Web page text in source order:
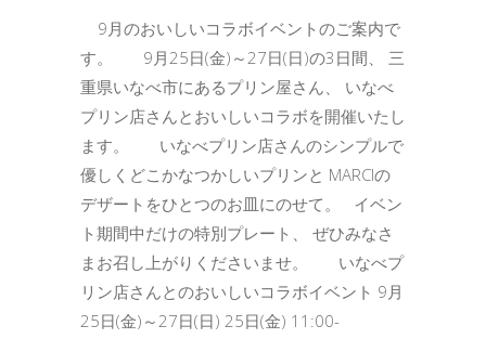
9月のおいしいコラボイベントのご案内で
す。 9月25日(金)～27日(日)の3日間、 三
重県いなべ市にあるプリン屋さん、 いなべ
プリン店さんとおいしいコラボを開催いたし
ます。 いなべプリン店さんのシンプルで
優しくどこかなつかしいプリンと MARCIの
デザートをひとつのお皿にのせて。 イベン
ト期間中だけの特別プレート、 ぜひみなさ
まお召し上がりくださいませ。 いなべプ
リン店さんとのおいしいコラボイベント 9月
25日(金)～27日(日) 25日(金) 11:00-